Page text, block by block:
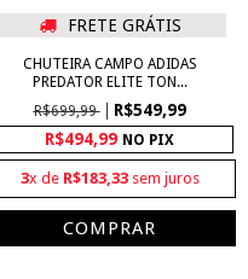
FRETE GRÁTIS
CHUTEIRA CAMPO ADIDAS
PREDATOR ELITE TON...
R$699,99
R$549,99
R$494,99 NO PIX
3x de R$183,33sem juros
COMPRAR